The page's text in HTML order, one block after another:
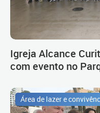
Igreja Alcance
com evento no
Área de lazer e